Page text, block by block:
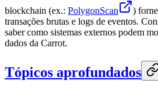
blockchain (ex.: PolygonScan
)
transações brutas e logs de eventos.
saber como sistemas externos podem
dados da Carrot.
Tópicos aprofundados